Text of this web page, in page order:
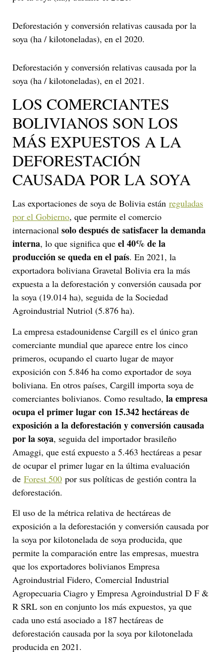
Deforestación y conversión relativas causada por la
soya (ha / kilotoneladas), en el 2020.
Deforestación y conversión relativas causada por la
soya (ha / kilotoneladas), en el 2021.
LOS COMERCIANTES
BOLIVIANOS SON LOS
MÁS EXPUESTOS A LA
DEFORESTACIÓN
CAUSADA POR LA SOYA
Las exportaciones de soya de Bolivia están reguladas
por el Gobierno, que permite el comercio
internacional solo después de satisfacer la demanda
interna, lo que significa que el 40% de la
producción se queda en el país. En 2021, la
exportadora boliviana Gravetal Bolivia era la más
expuesta a la deforestación y conversión causada por
la soya (19.014 ha), seguida de la Sociedad
Agroindustrial Nutriol (5.876 ha).
La empresa estadounidense Cargill es el único gran
comerciante mundial que aparece entre los cinco
primeros, ocupando el cuarto lugar de mayor
exposición con 5.846 ha como exportador de soya
boliviana. En otros países, Cargill importa soya de
comerciantes bolivianos. Como resultado, la empresa
ocupa el primer lugar con 15.342 hectáreas de
exposición a la deforestación y conversión causada
por la soya, seguida del importador brasileño
Amaggi, que está expuesto a 5.463 hectáreas a pesar
de ocupar el primer lugar en la última evaluación
de Forest 500 por sus políticas de gestión contra la
deforestación.
El uso de la métrica relativa de hectáreas de
exposición a la deforestación y conversión causada por
la soya por kilotonelada de soya producida, que
permite la comparación entre las empresas, muestra
que los exportadores bolivianos Empresa
Agroindustrial Fidero, Comercial Industrial
Agropecuaria Ciagro y Empresa Agroindustrial D F &
R SRL son en conjunto los más expuestos, ya que
cada uno está asociado a 187 hectáreas de
deforestación causada por la soya por kilotonelada
producida en 2021.